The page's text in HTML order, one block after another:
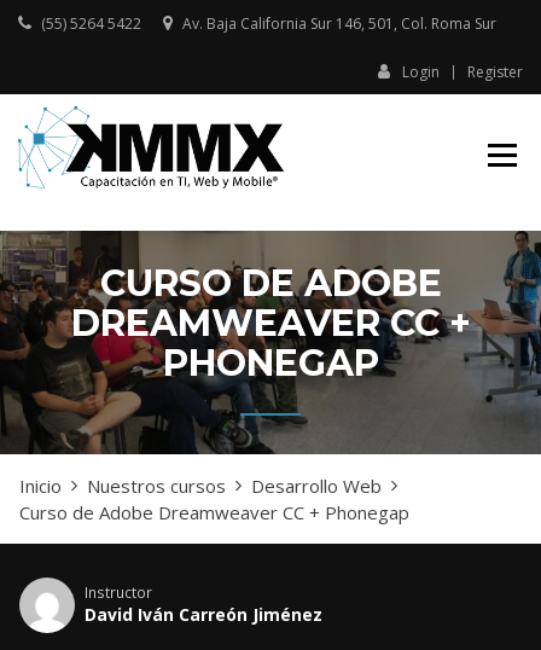
Skip
(55) 5264 5422 Av. Baja California Sur 146, 501, Col. Roma Sur​
Login Register
CAPACITACIÓN
CURSO DE ADOBE
DREAMWEAVER CC +
PHONEGAP
Inicio Nuestros cursos
Desarrollo Web
Curso de Adobe Dreamweaver CC + Phonegap
Instructor
David Iván Carreón Jiménez